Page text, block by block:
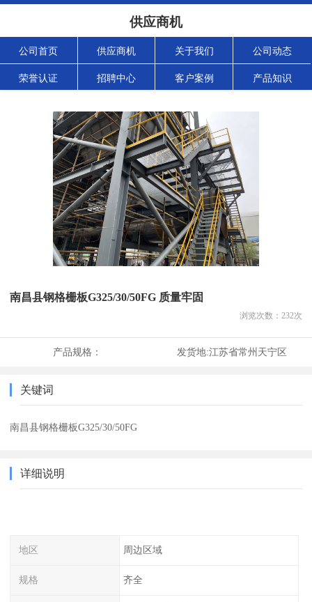
供应商机
公司首页 供应商机 关于我们 公司动态
荣誉认证 招聘中心 客户案例 产品知识
南昌县钢格栅板G325/30/50FG 质量牢固
浏览次数： 232次
产品规格： 发货地:江苏省常州天宁区
关键词
南昌县钢格栅板G325/30/50FG
详细说明
地区 周边区域
规格 齐全